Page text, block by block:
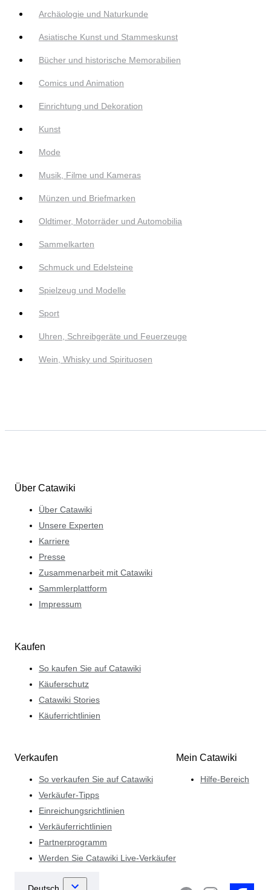
Archäologie und Naturkunde
Asiatische Kunst und Stammeskunst
Bücher und historische Memorabilien
Comics und Animation
Einrichtung und Dekoration
Kunst
Mode
Musik, Filme und Kameras
Münzen und Briefmarken
Oldtimer, Motorräder und Automobilia
Sammelkarten
Schmuck und Edelsteine
Spielzeug und Modelle
Sport
Uhren, Schreibgeräte und Feuerzeuge
Wein, Whisky und Spirituosen
Über Catawiki
Über Catawiki
Unsere Experten
Karriere
Presse
Zusammenarbeit mit Catawiki
Sammlerplattform
Impressum
Kaufen
So kaufen Sie auf Catawiki
Käuferschutz
Catawiki Stories
Käuferrichtlinien
Verkaufen
So verkaufen Sie auf Catawiki
Verkäufer-Tipps
Einreichungsrichtlinien
Verkäuferrichtlinien
Partnerprogramm
Werden Sie Catawiki Live-Verkäufer
Mein Catawiki
Hilfe-Bereich